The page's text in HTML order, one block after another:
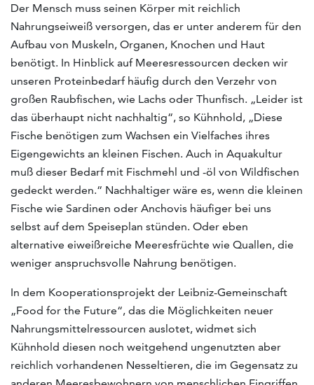
Der Mensch muss seinen Körper mit reichlich
Nahrungseiweiß versorgen, das er unter anderem für den
Aufbau von Muskeln, Organen, Knochen und Haut
benötigt. In Hinblick auf Meeresressourcen decken wir
unseren Proteinbedarf häufig durch den Verzehr von
großen Raubfischen, wie Lachs oder Thunfisch. „Leider ist
das überhaupt nicht nachhaltig“, so Kühnhold, „Diese
Fische benötigen zum Wachsen ein Vielfaches ihres
Eigengewichts an kleinen Fischen. Auch in Aquakultur
muß dieser Bedarf mit Fischmehl und -öl von Wildfischen
gedeckt werden.“ Nachhaltiger wäre es, wenn die kleinen
Fische wie Sardinen oder Anchovis häufiger bei uns
selbst auf dem Speiseplan stünden. Oder eben
alternative eiweißreiche Meeresfrüchte wie Quallen, die
weniger anspruchsvolle Nahrung benötigen.
In dem Kooperationsprojekt der Leibniz-Gemeinschaft
„Food for the Future“, das die Möglichkeiten neuer
Nahrungsmittelressourcen auslotet, widmet sich
Kühnhold diesen noch weitgehend ungenutzten aber
reichlich vorhandenen Nesseltieren, die im Gegensatz zu